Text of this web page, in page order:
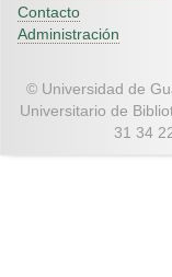
Contacto
Administración
© Universidad de
Universitario de
31 34